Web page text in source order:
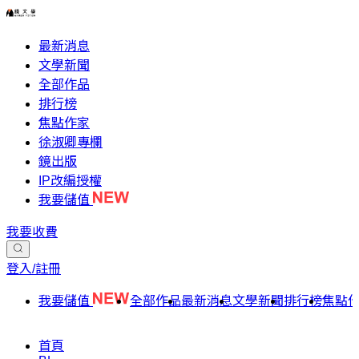
最新消息
文學新聞
全部作品
排行榜
焦點作家
徐淑卿專欄
鏡出版
IP改編授權
我要儲值
我要收費
登入/註冊
我要儲值 全部作品最新消息文學新聞排行榜焦點
首頁